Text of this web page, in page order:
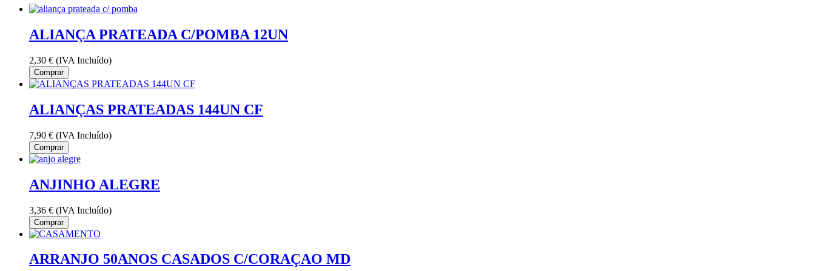
ALIANÇA PRATEADA C/POMBA 12UN
2,30 € (IVA Incluído)
Comprar
ALIANÇAS PRATEADAS 144UN CF
7,90 € (IVA Incluído)
Comprar
ANJINHO ALEGRE
3,36 € (IVA Incluído)
Comprar
ARRANJO 50ANOS CASADOS C/CORAÇAO MD